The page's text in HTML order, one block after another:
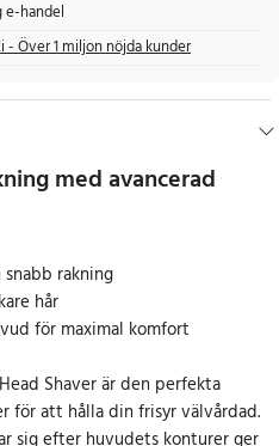
e-handel
- Över 1 miljon nöjda kunder
med avancerad
rakning
hår
för maximal komfort
Shaver är den perfekta
för att hålla din frisyr välvårdad.